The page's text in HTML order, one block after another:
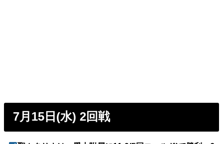
7月15日(水) 2回戦